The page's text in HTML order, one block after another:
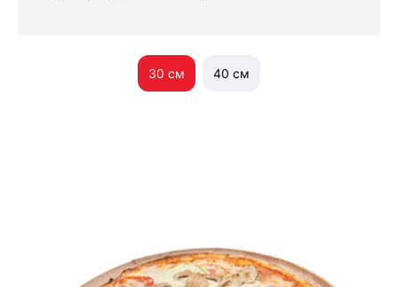
30 см 40 см